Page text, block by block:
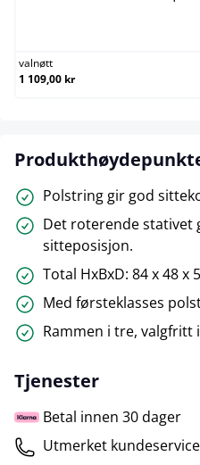
valnøtt
1 109,00 kr
Polstring gir god
Det roterende stativet
sitteposisjon.
Total HxBxD: 84 x 48 x
Med førsteklasses
Rammen i tre, valgfritt
Tjenester
Betal innen 30 dager
Utmerket kundeservice